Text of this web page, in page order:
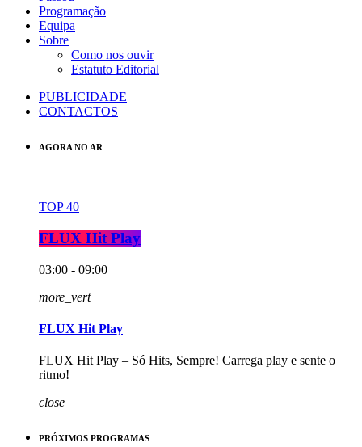
Programação
Equipa
Sobre
Como nos ouvir
Estatuto Editorial
PUBLICIDADE
CONTACTOS
AGORA NO AR
TOP 40
FLUX Hit Play
03:00 - 09:00
more_vert
FLUX Hit Play
FLUX Hit Play – Só Hits, Sempre! Carrega play e sente o
ritmo!
close
PRÓXIMOS PROGRAMAS